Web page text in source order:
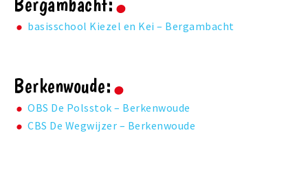
basisschool Kiezel en Kei – Bergambacht
Berkenwoude:
OBS De Polsstok – Berkenwoude
CBS De Wegwijzer – Berkenwoude